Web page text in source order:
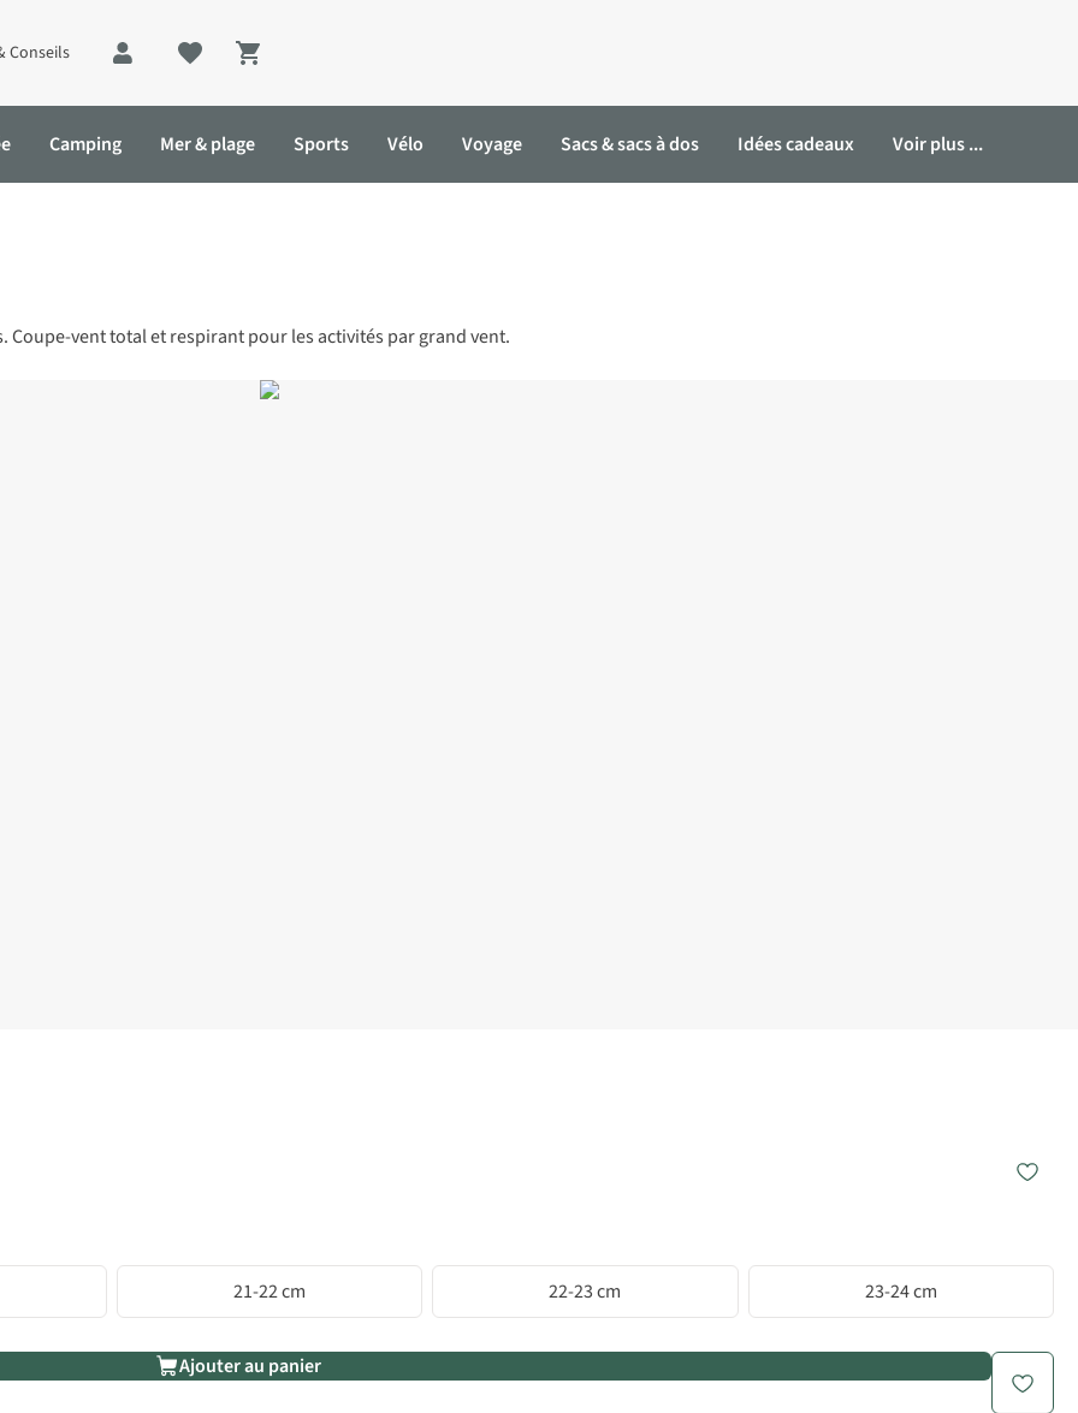
Conseils
Shopping cart
Camping Mer & plage Sports Vélo Voyage Sacs & sacs à dos Idées cadeaux Voir plus ...
Coupe-vent total et respirant pour les activités par grand vent.
21-22 cm 22-23 cm 23-24 cm
Ajouter au panier